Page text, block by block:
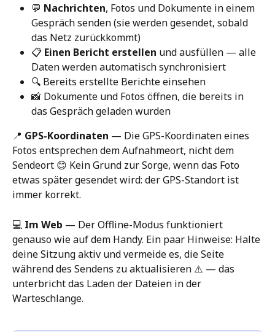
💬 Nachrichten, Fotos und Dokumente in einem
Gespräch senden (sie werden gesendet, sobald
das Netz zurückkommt)
📋 Einen Bericht erstellen und ausfüllen — alle
Daten werden automatisch synchronisiert
🔍 Bereits erstellte Berichte einsehen
📸 Dokumente und Fotos öffnen, die bereits in
das Gespräch geladen wurden
📍 GPS-Koordinaten — Die GPS-Koordinaten eines
Fotos entsprechen dem Aufnahmeort, nicht dem
Sendeort 😊 Kein Grund zur Sorge, wenn das Foto
etwas später gesendet wird: der GPS-Standort ist
immer korrekt.
💻 Im Web — Der Offline-Modus funktioniert
genauso wie auf dem Handy. Ein paar Hinweise: Halte
deine Sitzung aktiv und vermeide es, die Seite
während des Sendens zu aktualisieren ⚠️ — das
unterbricht das Laden der Dateien in der
Warteschlange.